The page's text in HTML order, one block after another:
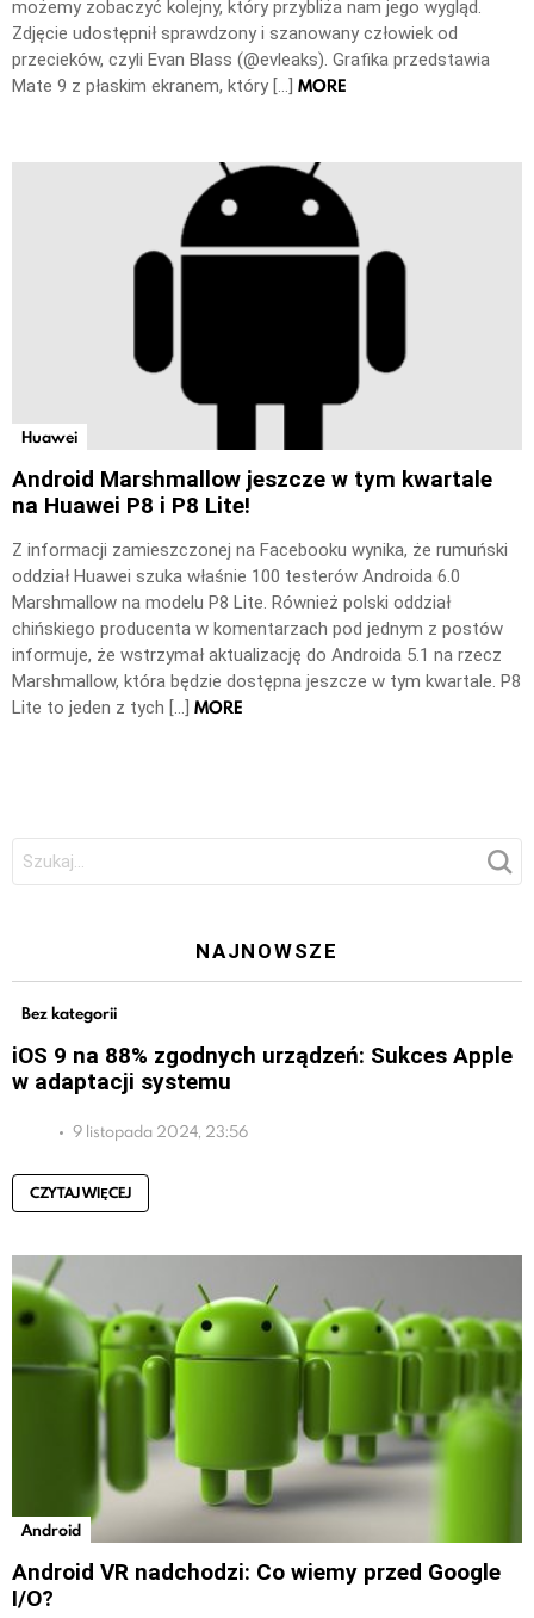
możemy zobaczyć kolejny, który przybliża nam jego wygląd.
Zdjęcie udostępnił sprawdzony i szanowany człowiek od
przecieków, czyli Evan Blass (@evleaks). Grafika przedstawia
Mate 9 z płaskim ekranem, który […] MORE
Huawei
Android Marshmallow jeszcze w tym kwartale
na Huawei P8 i P8 Lite!
Z informacji zamieszczonej na Facebooku wynika, że rumuński
oddział Huawei szuka właśnie 100 testerów Androida 6.0
Marshmallow na modelu P8 Lite. Również polski oddział
chińskiego producenta w komentarzach pod jednym z postów
informuje, że wstrzymał aktualizację do Androida 5.1 na rzecz
Marshmallow, która będzie dostępna jeszcze w tym kwartale. P8
Lite to jeden z tych […] MORE
Szukaj:
NAJNOWSZE
Bez kategorii
iOS 9 na 88% zgodnych urządzeń: Sukces Apple
w adaptacji systemu
9 listopada 2024, 23:56
CZYTAJ WIĘCEJ
Android
Android VR nadchodzi: Co wiemy przed Google
I/O?